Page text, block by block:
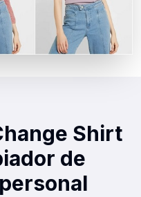
Shirt
de